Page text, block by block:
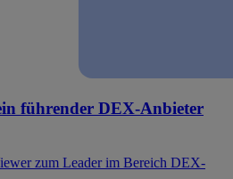
führender DEX-Anbieter
zum Leader im Bereich DEX-